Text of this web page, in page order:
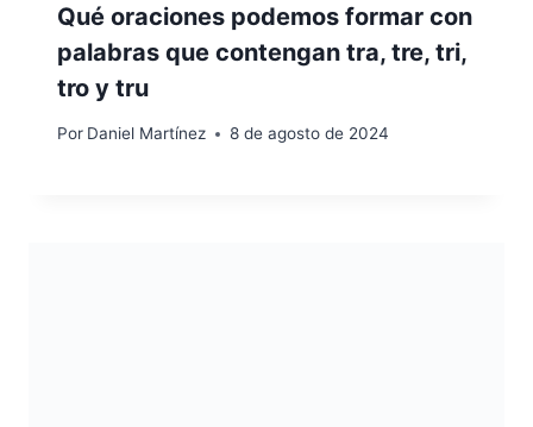
Qué oraciones podemos formar con
palabras que contengan tra, tre, tri,
tro y tru
Por Daniel Martínez 8 de agosto de 2024